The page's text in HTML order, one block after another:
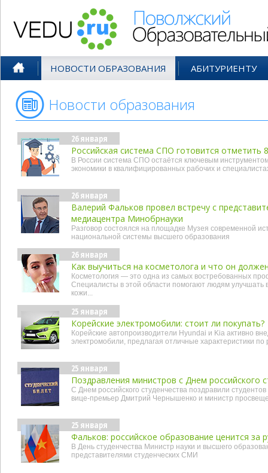
НОВОСТИ ОБРАЗОВАНИЯ АБИТУРИЕНТУ
Новости образования
26 января
Российская система СПО готовится отметить
В России система СПО остаётся ключевым
экономики в квалифицированных рабочих и
26 января
Валерий Фальков провел встречу с
медиацентра Минобрнауки
Разговор состоялся на площадке Музея современной
национальной системы высшего образования
26 января
Как выучиться на косметолога и что он
Косметология — это одна из самых востребованных
Специалисты в этой области помогают людям улучшать
кожи...
25 января
Корейские электромобили: стоит ли покупать?
Корейские автопроизводители Hyundai и Kia активно
электромобили, предлагая отличные характеристики по
25 января
Поздравления министров с Днем российского
С Днем российского студенчества поздравили
вице-премьер Дмитрий Чернышенко и министр
25 января
Фальков: российское образование ценится за
В День студенчества Министр науки и высшего
представителями студенческих СМИ